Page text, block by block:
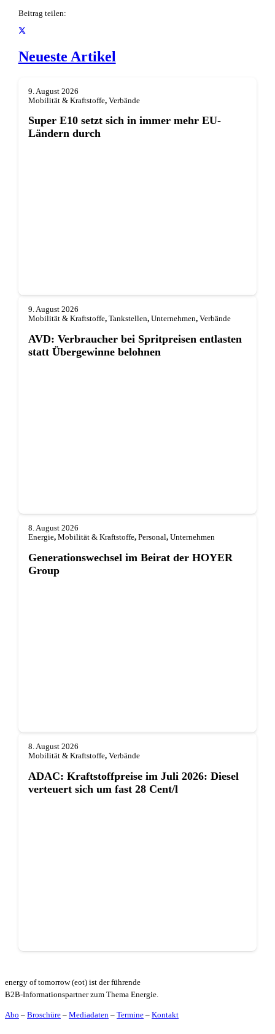
Beitrag teilen:
Neueste Artikel
9. August 2026
Mobilität & Kraftstoffe, Verbände
Super E10 setzt sich in immer mehr EU-
Ländern durch
9. August 2026
Mobilität & Kraftstoffe, Tankstellen, Unternehmen, Verbände
AVD: Verbraucher bei Spritpreisen entlasten
statt Übergewinne belohnen
8. August 2026
Energie, Mobilität & Kraftstoffe, Personal, Unternehmen
Generationswechsel im Beirat der HOYER
Group
8. August 2026
Mobilität & Kraftstoffe, Verbände
ADAC: Kraftstoffpreise im Juli 2026: Diesel
verteuert sich um fast 28 Cent/l
energy of tomorrow (eot) ist der führende
B2B-Informationspartner zum Thema Energie.
Abo – Broschüre – Mediadaten – Termine – Kontakt